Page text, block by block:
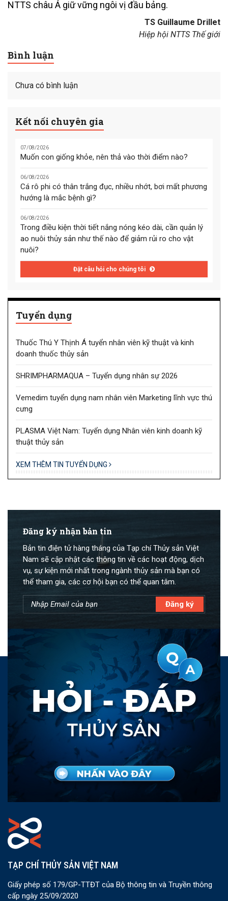
NTTS châu Á giữ vững ngôi vị đầu bảng.
TS Guillaume Drillet
Hiệp hội NTTS Thế giới
Bình luận
Chưa có bình luận
Kết nối chuyên gia
07/08/2026
Muốn con giống khỏe, nên thả vào thời điểm nào?
06/08/2026
Cá rô phi có thân trắng đục, nhiều nhớt, bơi mất phương
hướng là mắc bệnh gì?
06/08/2026
Trong điều kiện thời tiết nắng nóng kéo dài, cần quản lý
ao nuôi thủy sản như thế nào để giảm rủi ro cho vật
nuôi?
Đặt câu hỏi cho chúng tôi
Tuyển dụng
Thuốc Thú Y Thịnh Á tuyển nhân viên kỹ thuật và kinh
doanh thuốc thủy sản
SHRIMPHARMAQUA – Tuyển dụng nhân sự 2026
Vemedim tuyển dụng nam nhân viên Marketing lĩnh vực thú
cưng
PLASMA Việt Nam: Tuyển dụng Nhân viên kinh doanh kỹ
thuật thủy sản
XEM THÊM TIN TUYỂN DỤNG
Đăng ký nhận bản tin
Bản tin điện tử hàng tháng của Tạp chí Thủy sản Việt
Nam sẽ cập nhật các thông tin về các hoạt động, dịch
vụ, sự kiện mới nhất trong ngành thủy sản mà bạn có
thể tham gia, các cơ hội bạn có thể quan tâm.
TẠP CHÍ THỦY SẢN VIỆT NAM
Giấy phép số 179/GP-TTĐT của Bộ thông tin và Truyền thông
cấp ngày 25/09/2020